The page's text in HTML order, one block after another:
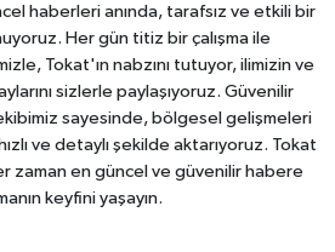
haberleri anında, tarafsız ve etkili bir
Her gün titiz bir çalışma ile
Tokat'ın nabzını tutuyor, ilimizin ve
sizlerle paylaşıyoruz. Güvenilir
sayesinde, bölgesel gelişmeleri
ve detaylı şekilde aktarıyoruz. Tokat
zaman en güncel ve güvenilir habere
keyfini yaşayın.